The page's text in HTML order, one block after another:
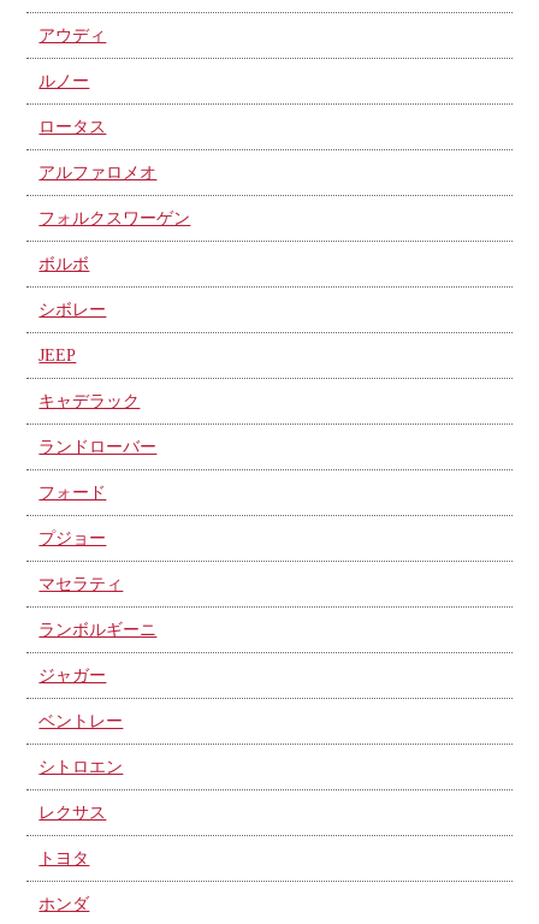
アウディ
ルノー
ロータス
アルファロメオ
フォルクスワーゲン
ボルボ
シボレー
JEEP
キャデラック
ランドローバー
フォード
プジョー
マセラティ
ランボルギーニ
ジャガー
ベントレー
シトロエン
レクサス
トヨタ
ホンダ